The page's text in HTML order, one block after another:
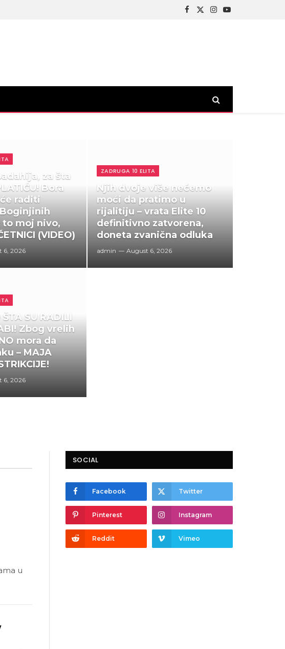
Facebook
X
Instagram
YouTube
za šta
Bora
raditi
moj nivo,
(VIDEO)
6, 2026
SU RADILI
Zbog vrelih
mora da
– MAJA
6, 2026
ZADRUGA 10 ELITA
Njih dvoje više nećemo
moći da pratimo u
rijalitiju – vrata Elite 10
definitivno zatvorena,
doneta zvanična odluka
admin August 6, 2026
u
SOCIAL
Facebook Twitter
Pinterest Instagram
Reddit Vimeo